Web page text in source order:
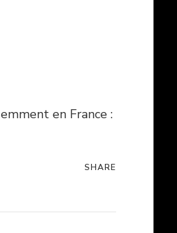
en France :
SHARE